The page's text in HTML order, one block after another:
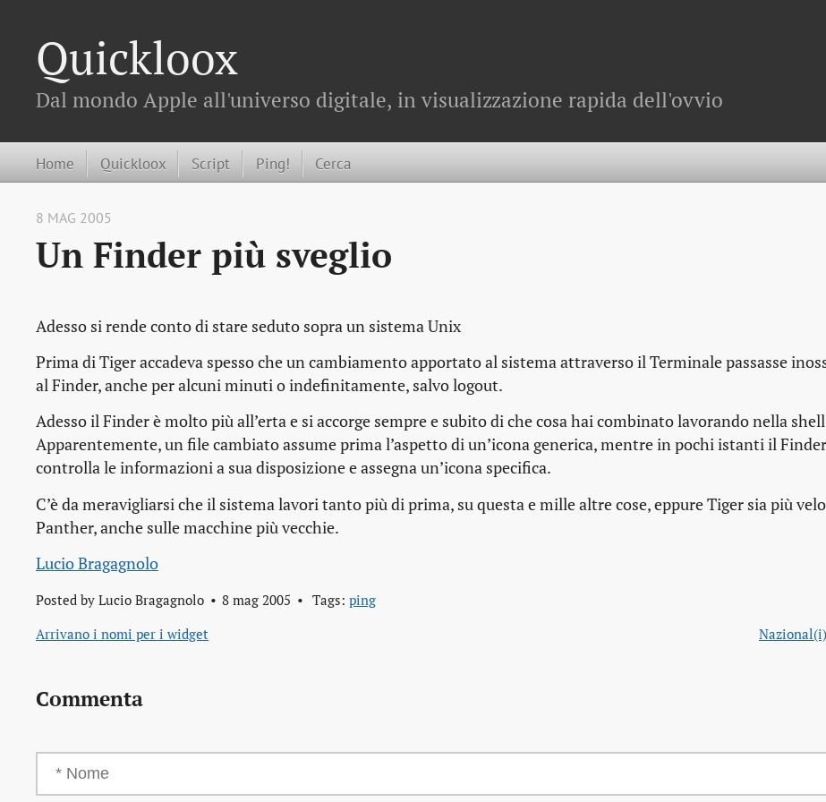
Quickloox
Dal mondo Apple all'universo digitale, in visualizzazione rapida dell'ovvio
Home Quickloox Script Ping! Cerca
8 MAG 2005
Un Finder più sveglio
Adesso si rende conto di stare seduto sopra un sistema Unix
Prima di Tiger accadeva spesso che un cambiamento apportato al sistema attraverso il Terminale passasse
al Finder, anche per alcuni minuti o indefinitamente, salvo logout.
Adesso il Finder è molto più all’erta e si accorge sempre e subito di che cosa hai combinato lavorando nella
Apparentemente, un file cambiato assume prima l’aspetto di un’icona generica, mentre in pochi istanti il Finder
controlla le informazioni a sua disposizione e assegna un’icona specifica.
C’è da meravigliarsi che il sistema lavori tanto più di prima, su questa e mille altre cose, eppure Tiger sia più
Panther, anche sulle macchine più vecchie.
Lucio Bragagnolo
Posted by Lucio Bragagnolo 8 mag 2005 Tags: ping
Arrivano i nomi per i widget
Commenta